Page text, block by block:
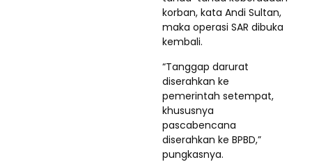
korban, kata Andi Sultan,
maka operasi SAR dibuka
kembali.
“Tanggap darurat
diserahkan ke
pemerintah setempat,
khususnya
pascabencana
diserahkan ke BPBD,”
pungkasnya.